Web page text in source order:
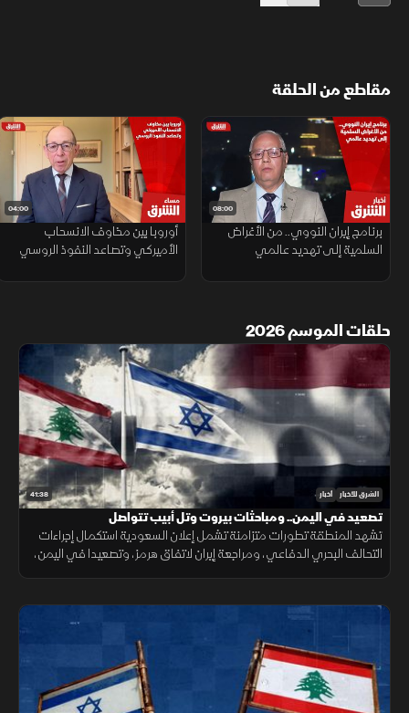
مقاطع من الحلقة
08:00
برنامج إيران النووي.. من الأغراض
السلمية إلى تهديد عالمي
04:00
أوروبا بين مخاوف الانسحاب
الأميركي وتصاعد النفوذ الروسي
حلقات الموسم 2026
41:38 الشرق للأخبار أخبار
تصعيد في اليمن.. ومباحثات بيروت وتل أبيب تتواصل
تشهد المنطقة تطورات متزامنة تشمل إعلان السعودية استكمال إجراءات
التحالف البحري الدفاعي، ومراجعة إيران لاتفاق هرمز، وتصعيدا في اليمن،